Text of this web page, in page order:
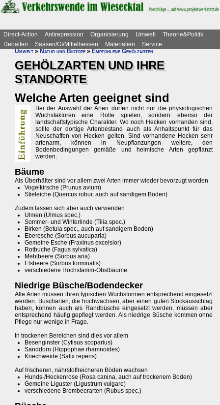
Direct-Action Antirepression Organisierung Umwelt
Theorie&Politik
Debatten
Saasen/GI/Mittelhessen Materialien
Service
Umwelt»Natur und Biotope»Empfohlene Gehölzarten
GEHÖLZARTEN UND IHRE
STANDORTE
Welche Arten geeignet sind
Bei der Auswahl der Arten dürfen nicht nur die physiologischen
Wuchsfaktoren eine Rolle spielen, sondern ebenso der
landschaftstypische Charakter. Wo noch Hecken vorhanden sind,
sollte der dortige Artenbestand auch als Anhaltspunkt für das
Neuschaffen von Hecken gelten. Sind vorhandene Hecken sehr
artenarm, können in Neupflanzungen weitere, den
Bodenbedingungen gemäße und heimische Arten gepflanzt
werden.
Bäume
Als Überhälter sind vor allem zwei Arten immer wieder bevorzugt worden
Vogelkirsche (Prunus avium)
Stieleiche (Quercus robur, auch auf sandigem Boden)
Zudem lassen sich aber auch verwenden
Ulmen (Ulmus spec.)
Sommer- und Winterlinde (Tilia spec.)
Birken (Betula spec., auch auf sandigem Boden)
Eberesche (Sorbus aucuparia)
Gemeine Esche (Fraxinus excelsior)
Rotbuche (Fagus sylvatica)
Mehlbeere (Sorbus aria)
Elsbeere (Sorbus torminalis)
verschiedene Hochstamm-Obstbäume.
Niedrige Büsche/Bodendecker
Alle Arten müssen ihren typischen Wuchsformen entsprechend eingesetzt
werden. Buscharten, die hochwachsen, aber einen guten Stockausschlag
haben, können auch als Randbüsche eingesetzt werden, müssen aber
entsprechend häufig gepflegt werden. Als niedrige Büsche kommen ohne
Pflege nur wenige in Frage.
In trockenen Bereichen sind dies vor allem
Besenginster (Cytisus scoparius)
Sanddorn (Hippophae rhamnoides)
Kriechweide (Salix repens)
Auf frischeren, nährstoffreicheren Böden wachsen
Hunds-/Heckenrose (Rosa canina, auch auf trockenem Boden)
Gemeine Liguster (Ligustrum vulgare)
verschiedene Brombeerarten (Rubus spec.)